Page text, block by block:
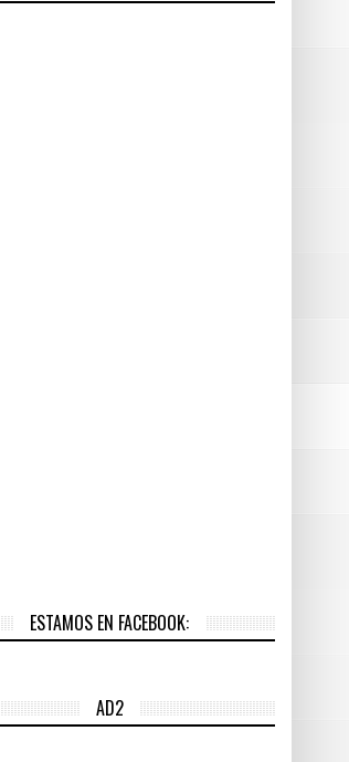
ESTAMOS EN FACEBOOK:
AD2